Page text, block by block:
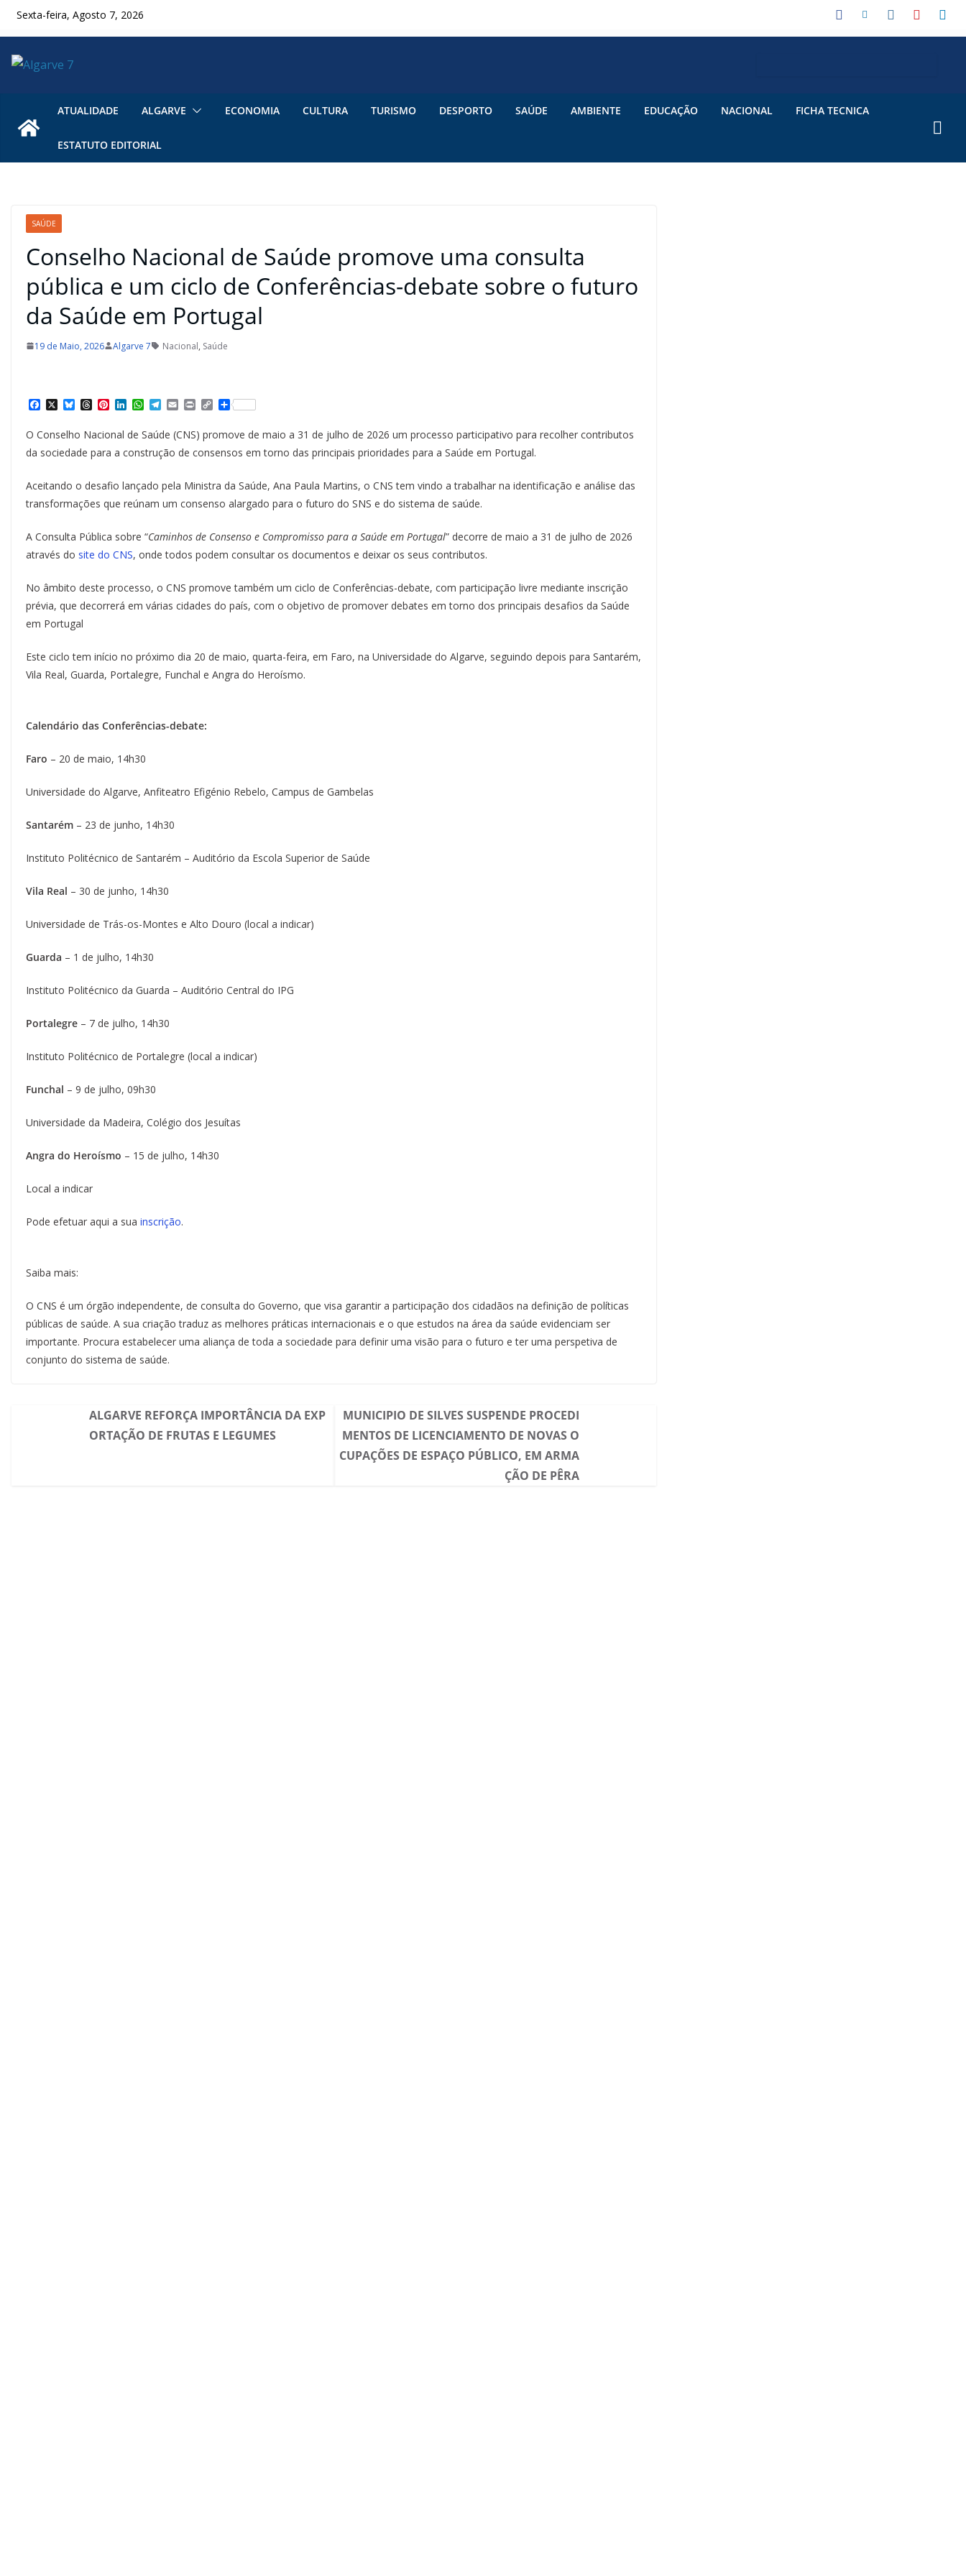
SkipSexta-feira, Agosto 7, 2026
ATUALIDADE ALGARVE ECONOMIA CULTURA TURISMO DESPORTO SAÚDE AMBIENTE EDUCAÇÃO NACIONAL FICHA TECNICA
ESTATUTO EDITORIAL
SAÚDE
Conselho Nacional de Saúde promove uma consulta
pública e um ciclo de Conferências-debate sobre o futuro
da Saúde em Portugal
19 de Maio, 2026 Algarve 7 Nacional, Saúde
a
c
e
b
o
k
X B
e
s
k
T
h
e
a
d
P
t
e
r
s
L
n
k
e
d
n
W
h
a
t
s
A
p
T
e
l
e
g
r
m
E
m
a
i
l
P
i
n
t
C
o
y
L
i
k
S
h
r
e
O Conselho Nacional de Saúde (CNS) promove de maio a 31 de julho de 2026 um processo participativo para recolher contributos
da sociedade para a construção de consensos em torno das principais prioridades para a Saúde em Portugal.
Aceitando o desafio lançado pela Ministra da Saúde, Ana Paula Martins, o CNS tem vindo a trabalhar na identificação e análise das
transformações que reúnam um consenso alargado para o futuro do SNS e do sistema de saúde.
A Consulta Pública sobre “Caminhos de Consenso e Compromisso para a Saúde em Portugal” decorre de maio a 31 de julho de 2026
através do site do CNS, onde todos podem consultar os documentos e deixar os seus contributos.
No âmbito deste processo, o CNS promove também um ciclo de Conferências-debate, com participação livre mediante inscrição
prévia, que decorrerá em várias cidades do país, com o objetivo de promover debates em torno dos principais desafios da Saúde
em Portugal
Este ciclo tem início no próximo dia 20 de maio, quarta-feira, em Faro, na Universidade do Algarve, seguindo depois para Santarém,
Vila Real, Guarda, Portalegre, Funchal e Angra do Heroísmo.
Calendário das Conferências-debate:
Faro – 20 de maio, 14h30
Universidade do Algarve, Anfiteatro Efigénio Rebelo, Campus de Gambelas
Santarém – 23 de junho, 14h30
Instituto Politécnico de Santarém – Auditório da Escola Superior de Saúde
Vila Real – 30 de junho, 14h30
Universidade de Trás-os-Montes e Alto Douro (local a indicar)
Guarda – 1 de julho, 14h30
Instituto Politécnico da Guarda – Auditório Central do IPG
Portalegre – 7 de julho, 14h30
Instituto Politécnico de Portalegre (local a indicar)
Funchal – 9 de julho, 09h30
Universidade da Madeira, Colégio dos Jesuítas
Angra do Heroísmo – 15 de julho, 14h30
Local a indicar
Pode efetuar aqui a sua inscrição.
Saiba mais:
O CNS é um órgão independente, de consulta do Governo, que visa garantir a participação dos cidadãos na definição de políticas
públicas de saúde. A sua criação traduz as melhores práticas internacionais e o que estudos na área da saúde evidenciam ser
importante. Procura estabelecer uma aliança de toda a sociedade para definir uma visão para o futuro e ter uma perspetiva de
conjunto do sistema de saúde.
ALGARVE REFORÇA IMPORTÂNCIA DA EXP
ORTAÇÃO DE FRUTAS E LEGUMES
MUNICIPIO DE SILVES SUSPENDE PROCEDI
MENTOS DE LICENCIAMENTO DE NOVAS O
CUPAÇÕES DE ESPAÇO PÚBLICO, EM ARMA
ÇÃO DE PÊRA